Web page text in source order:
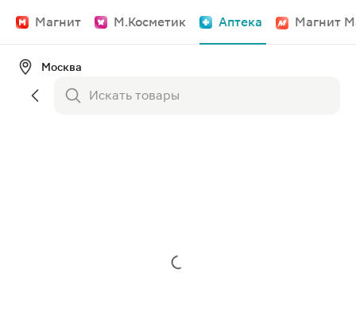
Магнит М.Косметик Аптека Магнит
Москва